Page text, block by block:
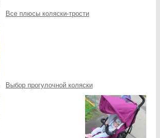
Все плюсы коляски-трости
Выбор прогулочной коляски